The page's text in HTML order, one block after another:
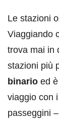
Le stazioni
Viaggiando
trova mai in
stazioni più
binario ed
viaggio con
passeggini